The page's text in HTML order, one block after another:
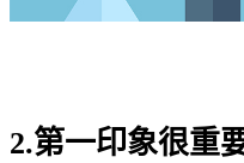
2.第一印象很重